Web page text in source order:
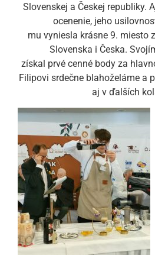
Slovenskej a Českej republiky.
ocenenie, jeho
mu vyniesla krásne 9. miesto
Slovenska i Česka.
získal prvé cenné body za
Filipovi srdečne blahoželáme a
aj v ďalších